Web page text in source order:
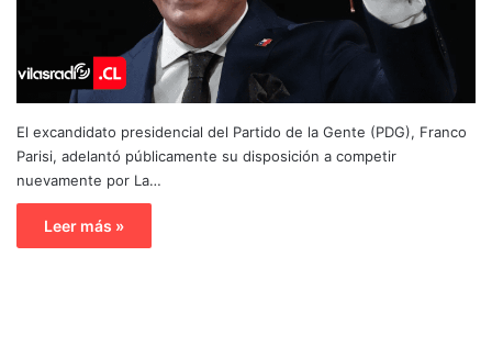
El excandidato presidencial del Partido de la Gente (PDG), Franco
Parisi, adelantó públicamente su disposición a competir
nuevamente por La…
Leer más »